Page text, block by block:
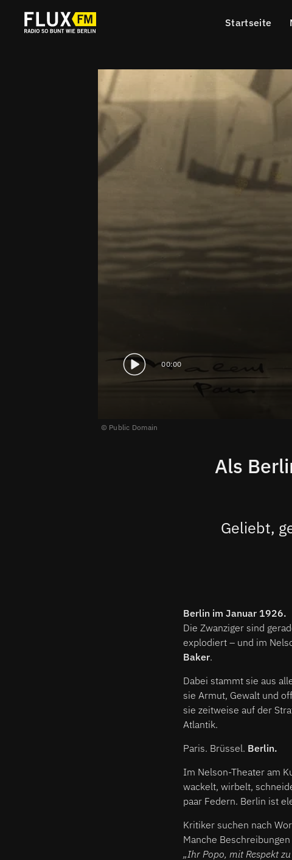
Startseite
00:00
Public Domain
Als
Geliebt,
Berlin im Januar 1926.
Die Zwanziger sind
explodiert – und im
Baker.
Dabei stammt sie aus
sie Armut, Gewalt und
sie zeitweise auf der
Atlantik.
Paris. Brüssel. Berlin.
Im Nelson-Theater am
wackelt, wirbelt,
paar Federn. Berlin ist
Kritiker suchen nach
Manche
„Ihr Popo, mit Respekt